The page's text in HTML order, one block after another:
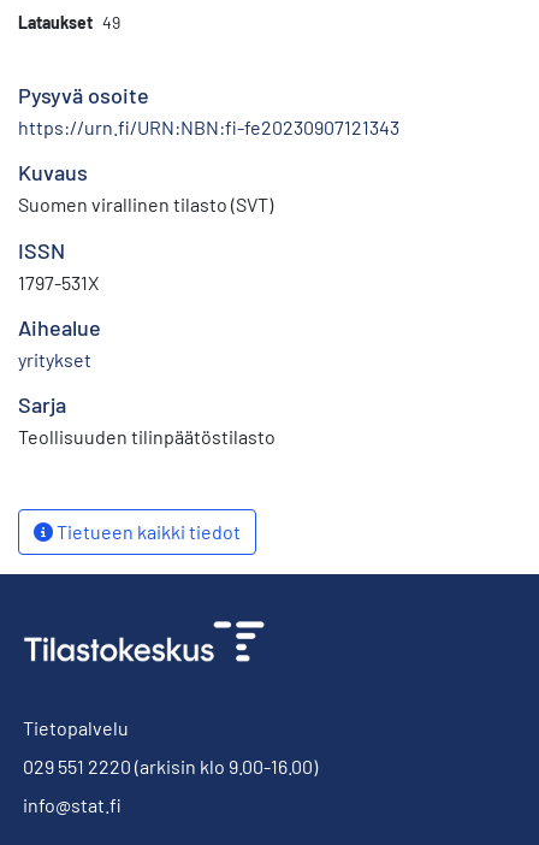
Lataukset 49
Pysyvä osoite
https://urn.fi/URN:NBN:fi-fe20230907121343
Kuvaus
Suomen virallinen tilasto (SVT)
ISSN
1797-531X
Aihealue
yritykset
Sarja
Teollisuuden tilinpäätöstilasto
Tietueen kaikki tiedot
Tietopalvelu
029 551 2220 (arkisin klo 9.00-16.00)
info@stat.fi